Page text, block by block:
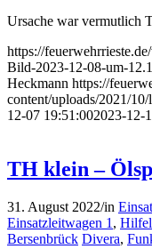
Ursache war vermutlich
https://
Bild-2023-12-08-um-
Heckmann https://
content/uploads/2021/
12-07 19:51:002023-12-
TH klein –
31. August 2022/in
Einsatzleitwagen 1 ,
Bersenbrück Divera,